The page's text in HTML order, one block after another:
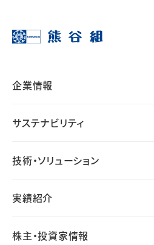
企業情報
サステナビリティ
技術・ソリューション
実績紹介
株主・投資家情報